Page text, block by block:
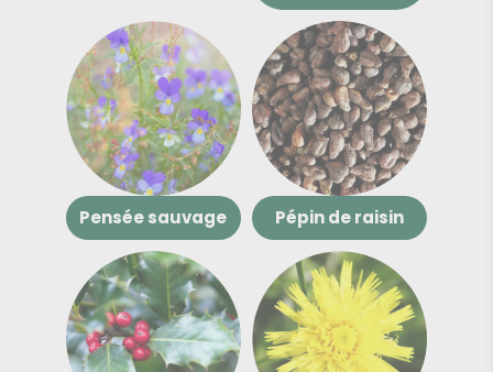
Pensée sauvage Pépin de raisin